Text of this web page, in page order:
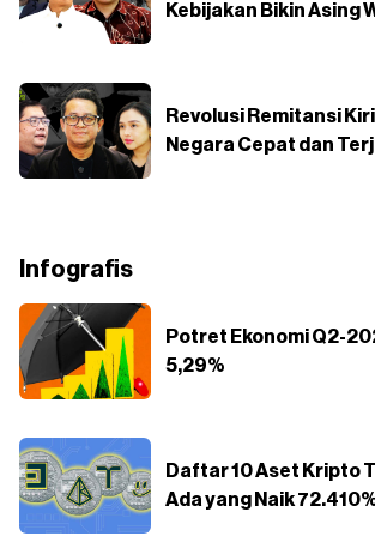
Kebijakan Bikin Asing
Revolusi Remitansi
Negara Cepat dan
Infografis
Potret Ekonomi Q2-
5,29%
Daftar 10 Aset Kripto
Ada yang Naik